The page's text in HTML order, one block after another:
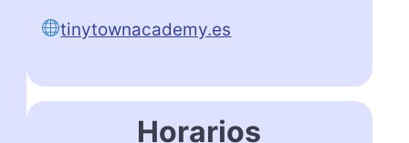
tinytownacademy.es
Horarios